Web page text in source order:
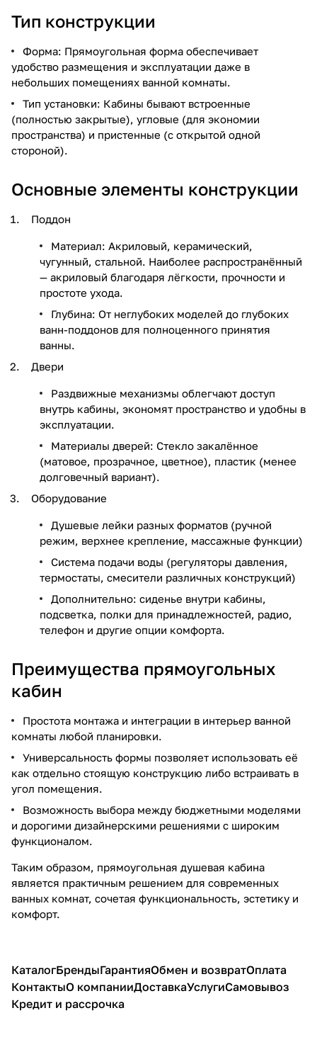
Тип конструкции
Форма: Прямоугольная форма обеспечивает
удобство размещения и эксплуатации даже в
небольших помещениях ванной комнаты.
Тип установки: Кабины бывают встроенные
(полностью закрытые), угловые (для экономии
пространства) и пристенные (с открытой одной
стороной).
Основные элементы конструкции
Поддон
Материал: Акриловый, керамический,
чугунный, стальной. Наиболее распространённый
— акриловый благодаря лёгкости, прочности и
простоте ухода.
Глубина: От неглубоких моделей до глубоких
ванн-поддонов для полноценного принятия
ванны.
Двери
Раздвижные механизмы облегчают доступ
внутрь кабины, экономят пространство и удобны в
эксплуатации.
Материалы дверей: Стекло закалённое
(матовое, прозрачное, цветное), пластик (менее
долговечный вариант).
Оборудование
Душевые лейки разных форматов (ручной
режим, верхнее крепление, массажные функции)
Система подачи воды (регуляторы давления,
термостаты, смесители различных конструкций)
Дополнительно: сиденье внутри кабины,
подсветка, полки для принадлежностей, радио,
телефон и другие опции комфорта.
Преимущества прямоугольных
кабин
Простота монтажа и интеграции в интерьер ванной
комнаты любой планировки.
Универсальность формы позволяет использовать её
как отдельно стоящую конструкцию либо встраивать в
угол помещения.
Возможность выбора между бюджетными моделями
и дорогими дизайнерскими решениями с широким
функционалом.
Таким образом, прямоугольная душевая кабина
является практичным решением для современных
ванных комнат, сочетая функциональность, эстетику и
комфорт.
КаталогБрендыГарантияОбмен и возвратОплата
КонтактыО компанииДоставкаУслугиСамовывоз
Кредит и рассрочка